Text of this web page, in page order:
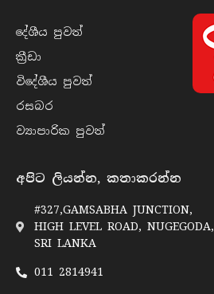
දේශීය පුව​ත්
ක්‍රී​ඩා
විදේශීය පුව​ත්
රසබ​ර
ව්‍යාපාරික පුව​ත්
අපිට ලියන්න, කතාකරන්න
#327,GAMSABHA JUNCTION,
HIGH LEVEL ROAD, NUGEGODA,
SRI LANKA
011 2814941